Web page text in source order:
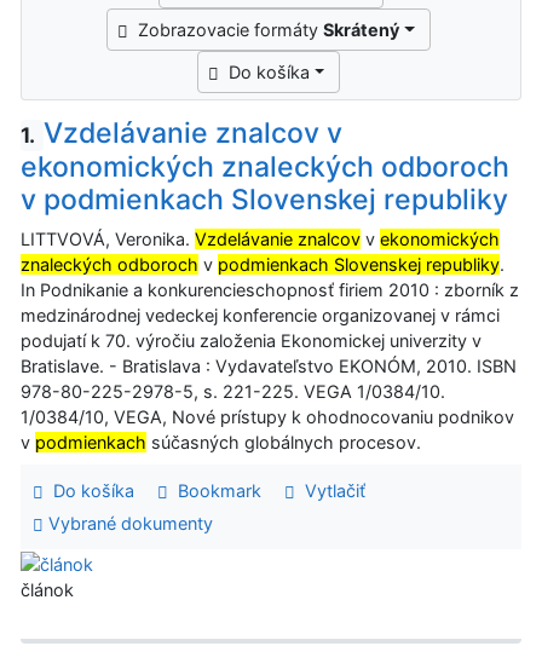
Zobrazovacie formátySkrátený
Do košíka
1. Vzdelávanie znalcov v
ekonomických znaleckých odboroch
v podmienkach Slovenskej republiky
LITTVOVÁ, Veronika. Vzdelávanie znalcov v ekonomických
znaleckých odboroch v podmienkach Slovenskej republiky.
In Podnikanie a konkurencieschopnosť firiem 2010 : zborník z
medzinárodnej vedeckej konferencie organizovanej v rámci
podujatí k 70. výročiu založenia Ekonomickej univerzity v
Bratislave. - Bratislava : Vydavateľstvo EKONÓM, 2010. ISBN
978-80-225-2978-5, s. 221-225. VEGA 1/0384/10.
1/0384/10, VEGA, Nové prístupy k ohodnocovaniu podnikov
v podmienkach súčasných globálnych procesov.
Do košíka Bookmark
Vytlačiť
Vybrané dokumenty
článok